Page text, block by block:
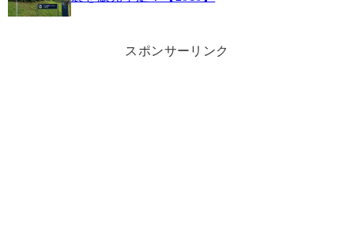
スポンサーリンク